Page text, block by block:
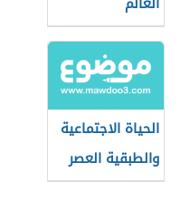
الحياة الاجتماعية
والطبقية العصر
الحديث